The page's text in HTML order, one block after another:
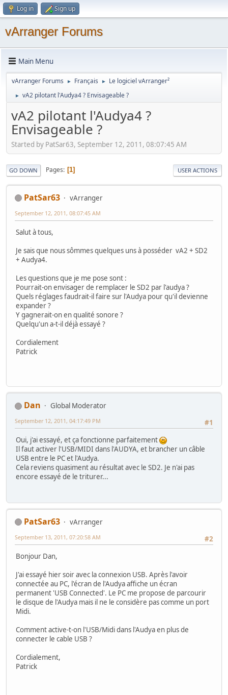
Log in Sign up
vArranger Forums
Main Menu
vArranger Forums ► Français ► Le logiciel vArranger²
► vA2 pilotant l'Audya4 ? Envisageable ?
vA2 pilotant l'Audya4 ?
Envisageable ?
Started by PatSar63, September 12, 2011, 08:07:45 AM
GO DOWN Pages 1 USER ACTIONS
PatSar63 vArranger
September 12, 2011, 08:07:45 AM
Salut à tous,
Je sais que nous sômmes quelques uns à posséder vA2 + SD2
+ Audya4.
Les questions que je me pose sont :
Pourrait-on envisager de remplacer le SD2 par l'audya ?
Quels réglages faudrait-il faire sur l'Audya pour qu'il devienne
expander ?
Y gagnerait-on en qualité sonore ?
Quelqu'un a-t-il déjà essayé ?
Cordialement
Patrick
Dan
Global Moderator
#1
September 12, 2011, 04:17:49 PM
Oui, j'ai essayé, et ça fonctionne parfaitement
Il faut activer l'USB/MIDI dans l'AUDYA, et brancher un câble
USB entre le PC et l'Audya.
Cela reviens quasiment au résultat avec le SD2. Je n'ai pas
encore essayé de le triturer...
PatSar63
vArranger
#2
September 13, 2011, 07:20:58 AM
Bonjour Dan,
J'ai essayé hier soir avec la connexion USB. Après l'avoir
connectée au PC, l'écran de l'Audya affiche un écran
permanent 'USB Connected'. Le PC me propose de parcourir
le disque de l'Audya mais il ne le considère pas comme un port
Midi.
Comment active-t-on l'USB/Midi dans l'Audya en plus de
connecter le cable USB ?
Cordialement,
Patrick